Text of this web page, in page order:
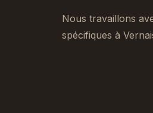
Nous travaillons
spécifiques à